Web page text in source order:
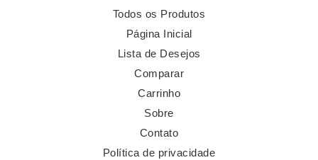
Todos os Produtos
Página Inicial
Lista de Desejos
Comparar
Carrinho
Sobre
Contato
Política de privacidade